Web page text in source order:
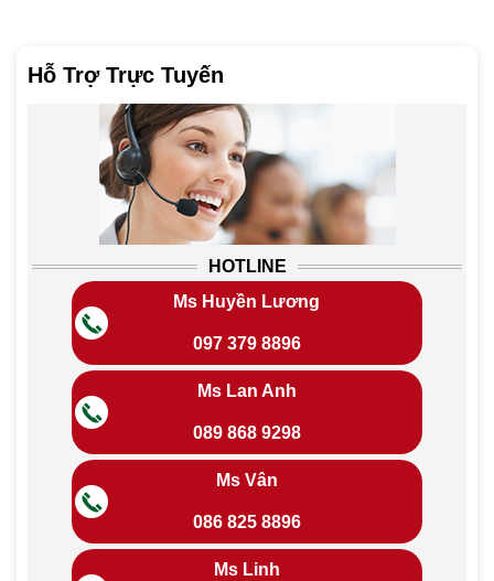
Hỗ Trợ Trực Tuyến
HOTLINE
Ms Huyền Lương
097 379 8896
Ms Lan Anh
089 868 9298
Ms Vân
086 825 8896
Ms Linh